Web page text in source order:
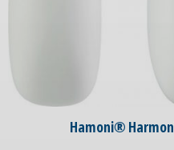
Hamoni®